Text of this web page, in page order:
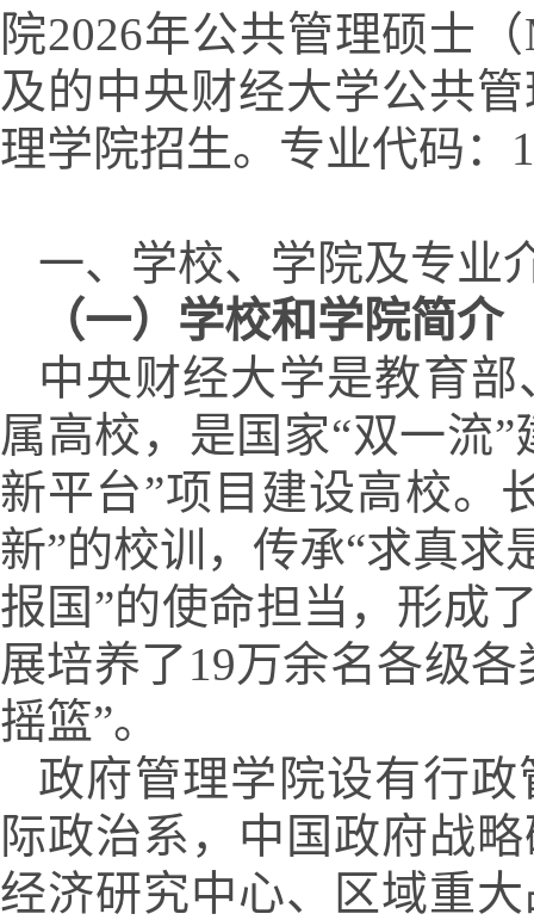
院2026年公共管理硕士（
及的中央财经大学公共
理学院招生。专业代码：
一、学校、学院及专业
（一）学校和学院简介
中央财经大学是教育
属高校，是国家“双一流”
新平台”项目建设高校。
新”的校训，传承“求真求
报国”的使命担当，形成
展培养了19万余名各级
摇篮”。
政府管理学院设有行
际政治系，中国政府战
经济研究中心、区域重